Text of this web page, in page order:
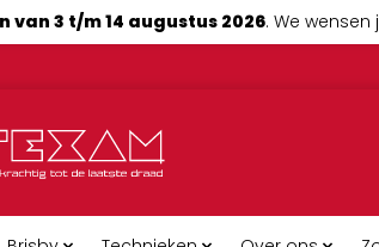
van 3 t/m 14 augustus 2026. We wensen